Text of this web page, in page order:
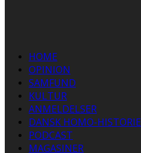
HOME
OPINION
SAMFUND
KULTUR
ANMELDELSER
DANSK HOMO-HISTORIE
PODCAST
MAGASINER